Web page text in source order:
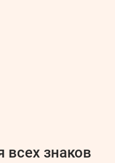
всех знаков